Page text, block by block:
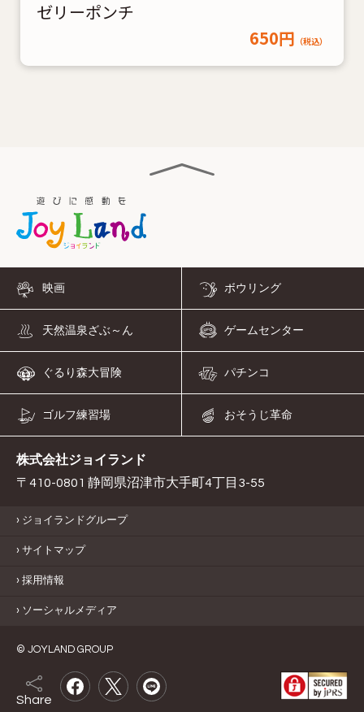
ゼリーポンチ
650円 （税込）
映画 ボウリング
天然温泉ざぶ～ん ゲームセンター
ぐるり森大冒険 パチンコ
ゴルフ練習場 おそうじ革命
株式会社ジョイランド
〒410-0801 静岡県沼津市大手町4丁目3-55
ジョイランドグループ
サイトマップ
採用情報
ソーシャルメディア
© JOYLAND GROUP
Share